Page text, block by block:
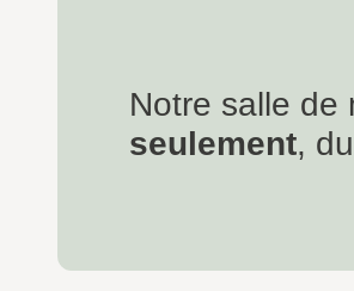
Notre salle de
seulement,